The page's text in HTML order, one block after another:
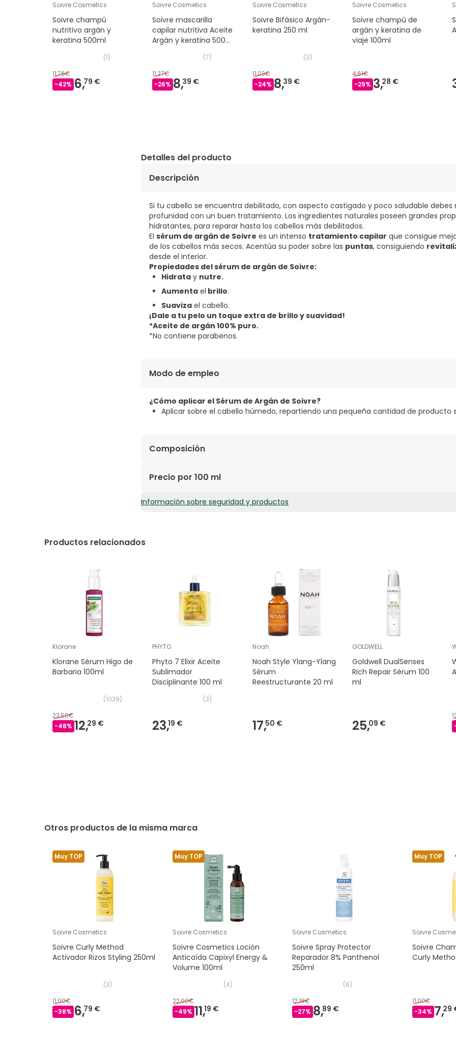
Soivre Cosmetics
Soivre champú
nutritivo argán y
keratina 500ml
(1)
11,76€
-42% 6,79 €
Soivre Cosmetics
Soivre mascarilla
capilar nutritiva Aceite
Argán y keratina 500
(7)
11,27€
-26% 8,39 €
Soivre Cosmetics
Soivre Bifásico Argán-
keratina 250 ml
(3)
11,03€
-24% 8,39 €
Soivre Cosmetics
Soivre champú de
argán y keratina de
viaje 100ml
4,61€
-29% 3,28 €
Detalles del producto
Descripción
Si tu cabello se encuentra debilitado, con aspecto castigado y poco saludable debes
profunidad con un buen tratamiento. Los ingredientes naturales poseen grandes
hidratantes, para reparar hasta los cabellos más debilitados.
El sérum de argán de Soivre es un intenso tratamiento capilar que consigue
de los cabellos más secos. Acentúa su poder sobre las puntas, consiguiendo
desde el interior.
Propiedades del sérum de argán de Soivre:
Hidrata y nutre.
Aumenta el brillo.
Suaviza el cabello.
¡Dale a tu pelo un toque extra de brillo y suavidad!
*Aceite de argán 100% puro.
*No contiene parabenos.
Modo de empleo
¿Cómo aplicar el Sérum de Argán de Soivre?
Aplicar sobre el cabello húmedo, repartiendo una pequeña cantidad de producto
Composición
CYCLOPENTASILOXANE, CYCLOTETRASILOXANE, CYCLOHEXASILOXANE, DIMETHICONOL,
EXTRACT, DAUCUS CAROTA SATIVA SEED OIL, ASCORBYL PALMITATE, PARFUM, AQUA, CI
61565.
Precio por 100 ml
8,39€ / 100 ml
Información sobre seguridad y productos
Productos relacionados
Klorane
Klorane Sérum Higo de
Barbaria 100ml
(1039)
23,50€
-48% 12,29 €
PHYTO
Phyto 7 Elixir Aceite
Sublimador
Disciplinante 100 ml
(3)
23,19 €
Noah
Noah Style Ylang-Ylang
Sérum
Reestructurante 20 ml
17,50 €
GOLDWELL
Goldwell DualSenses
Rich Repair Sérum 100
ml
25,09 €
Otros productos de la misma marca
Muy TOP
Soivre Cosmetics
Soivre Curly Method
Activador Rizos Styling 250ml
(3)
11,00€
-38% 6,79 €
Muy TOP
Soivre Cosmetics
Soivre Cosmetics Loción
Anticaída Capixyl Energy &
Volume 100ml
(4)
22,00€
-49% 11,19 €
Soivre Cosmetics
Soivre Spray Protector
Reparador 8% Panthenol
250ml
(6)
12,18€
-27% 8,89 €
Muy TOP
Soivre
Soivre
Curly
11,00€
-34% 7,29